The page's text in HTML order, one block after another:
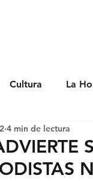
Cultura La
4 min de lectura